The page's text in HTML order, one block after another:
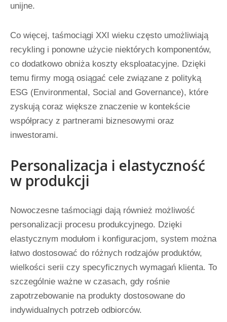
unijne.
Co więcej, taśmociągi XXI wieku często umożliwiają
recykling i ponowne użycie niektórych komponentów,
co dodatkowo obniża koszty eksploatacyjne. Dzięki
temu firmy mogą osiągać cele związane z polityką
ESG (Environmental, Social and Governance), które
zyskują coraz większe znaczenie w kontekście
współpracy z partnerami biznesowymi oraz
inwestorami.
Personalizacja i elastyczność
w produkcji
Nowoczesne taśmociągi dają również możliwość
personalizacji procesu produkcyjnego. Dzięki
elastycznym modułom i konfiguracjom, system można
łatwo dostosować do różnych rodzajów produktów,
wielkości serii czy specyficznych wymagań klienta. To
szczególnie ważne w czasach, gdy rośnie
zapotrzebowanie na produkty dostosowane do
indywidualnych potrzeb odbiorców.